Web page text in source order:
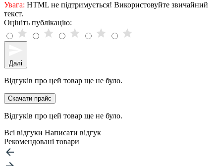
Увага: HTML не підтримується! Використовуйте звичайний
текст.
Оцініть публікацію:
Далі
Відгуків про цей товар ще не було.
Скачати прайс
Відгуків про цей товар ще не було.
Всі відгуки Написати відгук
Рекомендовані товари